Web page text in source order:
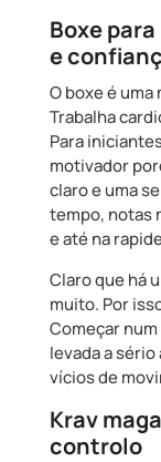
Boxe
e
O boxe é
Trabalha
Para
motivador
claro e uma
tempo, notas
e até na
Claro que há
muito. Por
Começar
levada a
vícios de
Krav
controlo